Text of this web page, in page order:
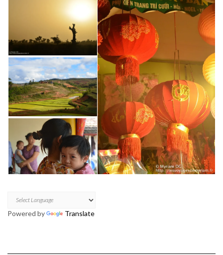
Powered by Translate